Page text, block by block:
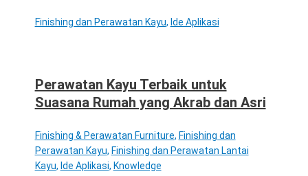
Finishing dan Perawatan Kayu, Ide Aplikasi
Perawatan Kayu Terbaik untuk
Suasana Rumah yang Akrab dan Asri
Finishing & Perawatan Furniture, Finishing dan
Perawatan Kayu, Finishing dan Perawatan Lantai
Kayu, Ide Aplikasi, Knowledge